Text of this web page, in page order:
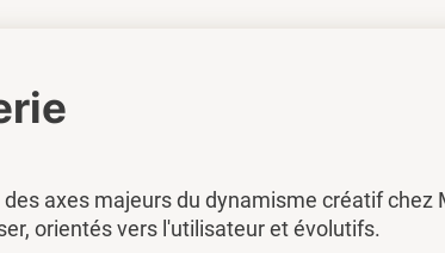
axes majeurs du dynamisme créatif
orientés vers l'utilisateur et évolutifs.